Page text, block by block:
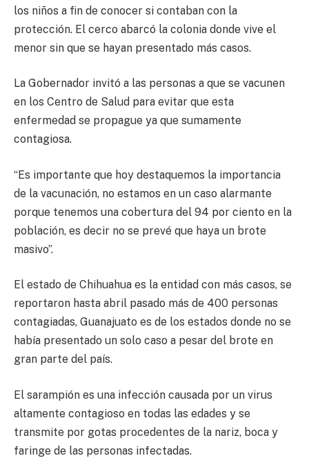
los niños a fin de conocer si contaban con la
protección. El cerco abarcó la colonia donde vive el
menor sin que se hayan presentado más casos.
La Gobernador invitó a las personas a que se vacunen
en los Centro de Salud para evitar que esta
enfermedad se propague ya que sumamente
contagiosa.
“Es importante que hoy destaquemos la importancia
de la vacunación, no estamos en un caso alarmante
porque tenemos una cobertura del 94 por ciento en la
población, es decir no se prevé que haya un brote
masivo”.
El estado de Chihuahua es la entidad con más casos, se
reportaron hasta abril pasado más de 400 personas
contagiadas, Guanajuato es de los estados donde no se
había presentado un solo caso a pesar del brote en
gran parte del país.
El sarampión es una infección causada por un virus
altamente contagioso en todas las edades y se
transmite por gotas procedentes de la nariz, boca y
faringe de las personas infectadas.